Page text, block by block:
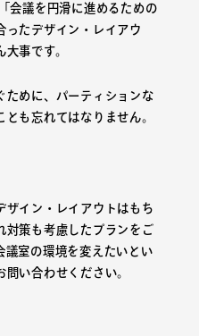
会議を円滑に進めるための
ったデザイン・レイアウ
事です。
ために、パーティションな
も忘れてはなりません。
ザイン・レイアウトはもち
対策も考慮したプランをご
議室の環境を変えたいとい
い合わせください。